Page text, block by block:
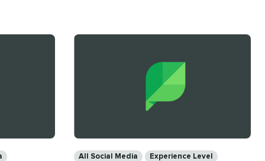
All Social Media Experience Level